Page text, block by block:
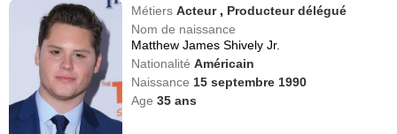
MétiersActeur , Producteur délégué
Nom de naissance
Matthew James Shively Jr.
NationalitéAméricain
Naissance 15 septembre 1990
Age35 ans